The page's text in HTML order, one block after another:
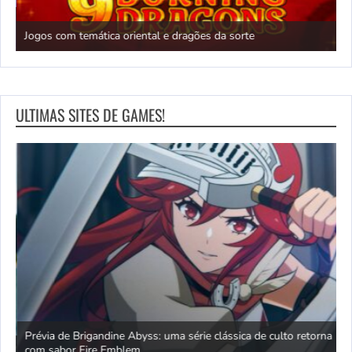
Jogos com temática oriental e dragões da sorte
ULTIMAS SITES DE GAMES!
Prévia de Brigandine Abyss: uma série clássica de culto retorna